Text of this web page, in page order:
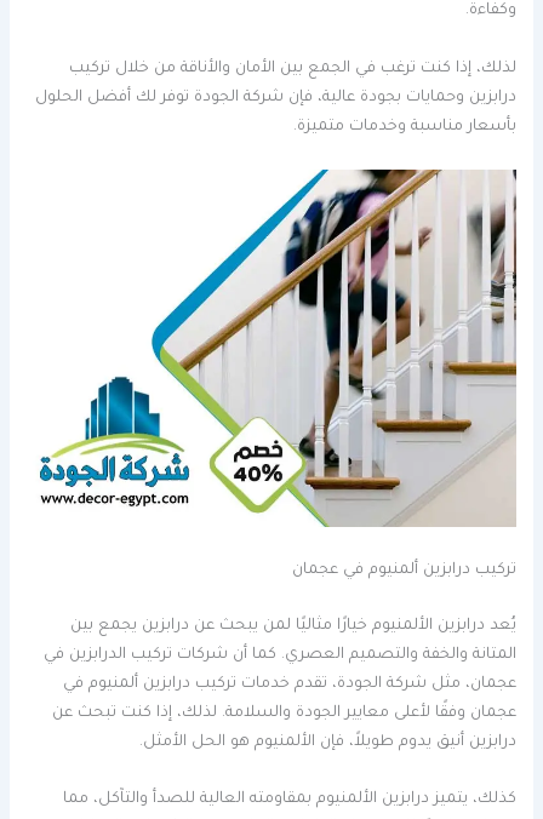
وكفاءة.
لذلك، إذا كنت ترغب في الجمع بين الأمان والأناقة من خلال تركيب
درابزين وحمايات بجودة عالية، فإن شركة الجودة توفر لك أفضل الحلول
بأسعار مناسبة وخدمات متميزة.
تركيب درابزين ألمنيوم في عجمان
يُعد درابزين الألمنيوم خيارًا مثاليًا لمن يبحث عن درابزين يجمع بين
المتانة والخفة والتصميم العصري. كما أن شركات تركيب الدرابزين في
عجمان، مثل شركة الجودة، تقدم خدمات تركيب درابزين ألمنيوم في
عجمان وفقًا لأعلى معايير الجودة والسلامة. لذلك، إذا كنت تبحث عن
درابزين أنيق يدوم طويلاً، فإن الألمنيوم هو الحل الأمثل.
كذلك، يتميز درابزين الألمنيوم بمقاومته العالية للصدأ والتآكل، مما